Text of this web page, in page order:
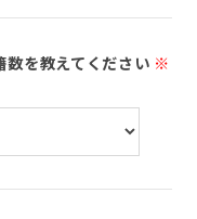
を教えてください ※